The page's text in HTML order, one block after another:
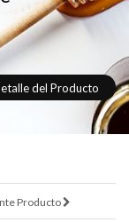
del Producto
Producto